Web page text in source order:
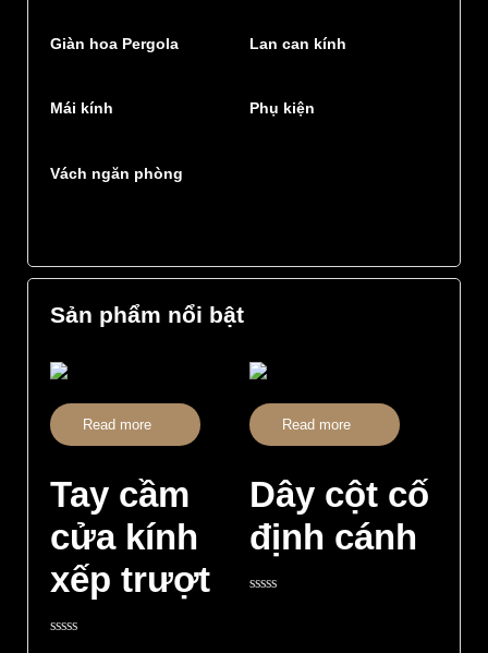
Giàn hoa Pergola Lan can kính
Mái kính Phụ kiện
Vách ngăn phòng
Sản phẩm nổi bật
Read more
Tay cầm
cửa kính
xếp trượt
Read more
Dây cột cố
định cánh